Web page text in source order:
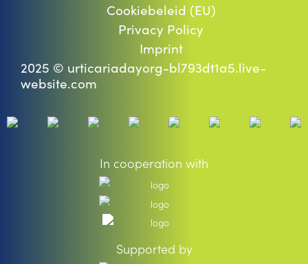
Cookiebeleid (EU)
Privacy Policy
Imprint
2025 © urticariadayorg-bl793dt1a5.live-
website.com
In cooperation with
Supported by